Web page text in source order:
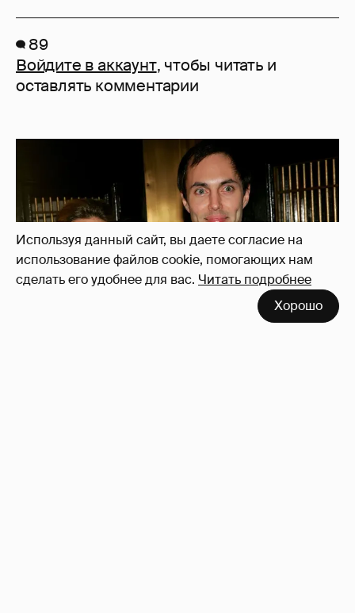
Используя данный сайт, вы даете согласие на
использование файлов cookie, помогающих нам
сделать его удобнее для вас. Читать подробнее
Хорошо
89
Войдите в аккаунт, чтобы читать и
оставлять комментарии